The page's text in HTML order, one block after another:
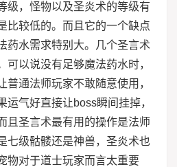
级，怪物以及圣炎术的等级有
比较低的。而且它的一个缺点
药水需求特别大。几个圣言术
可以说没有足够魔法药水时，
普通法师玩家不敢随意使用，
运气好直接让boss瞬间挂掉，
且圣言术最有用的操作是法师
七级骷髅还是神兽，圣炎术也
物对于道士玩家而言太重要